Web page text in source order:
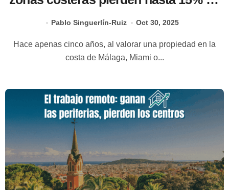
valor
Pablo Singuerlín-Ruiz Oct 30, 2025
Hace apenas cinco años, al valorar una propiedad en la
costa de Málaga, Miami o...